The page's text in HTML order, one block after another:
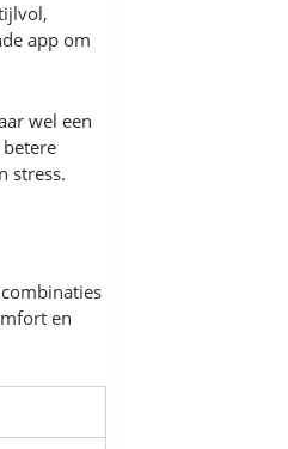
app om
wel een
stress.
en